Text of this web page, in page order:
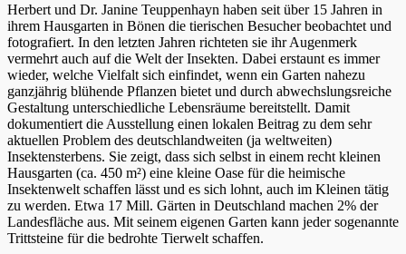
Herbert und Dr. Janine Teuppenhayn haben seit über 15 Jahren in
ihrem Hausgarten in Bönen die tierischen Besucher beobachtet und
fotografiert. In den letzten Jahren richteten sie ihr Augenmerk
vermehrt auch auf die Welt der Insekten. Dabei erstaunt es immer
wieder, welche Vielfalt sich einfindet, wenn ein Garten nahezu
ganzjährig blühende Pflanzen bietet und durch abwechslungsreiche
Gestaltung unterschiedliche Lebensräume bereitstellt. Damit
dokumentiert die Ausstellung einen lokalen Beitrag zu dem sehr
aktuellen Problem des deutschlandweiten (ja weltweiten)
Insektensterbens. Sie zeigt, dass sich selbst in einem recht kleinen
Hausgarten (ca. 450 m²) eine kleine Oase für die heimische
Insektenwelt schaffen lässt und es sich lohnt, auch im Kleinen tätig
zu werden. Etwa 17 Mill. Gärten in Deutschland machen 2% der
Landesfläche aus. Mit seinem eigenen Garten kann jeder sogenannte
Trittsteine für die bedrohte Tierwelt schaffen.